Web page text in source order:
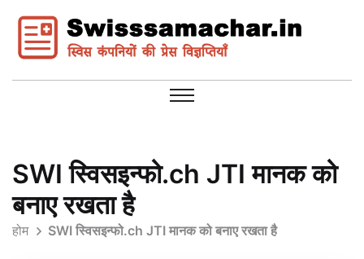
SWI स्विसइन्फो.ch JTI मानक को
बनाए रखता है
होम SWI स्विसइन्फो.ch JTI मानक को बनाए रखता है